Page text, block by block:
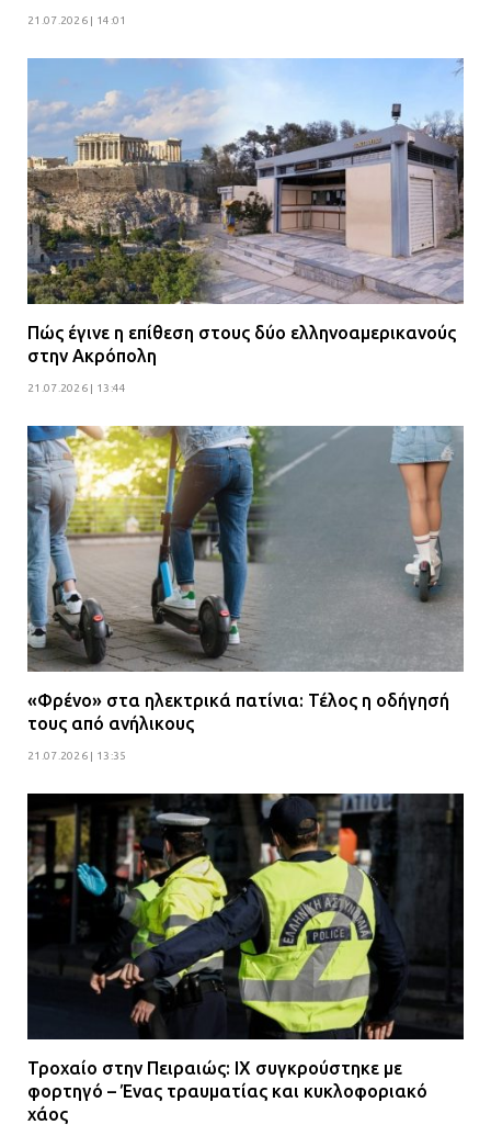
21.07.2026 | 14:01
Πώς έγινε η επίθεση στους δύο ελληνοαμερικανούς
στην Ακρόπολη
21.07.2026 | 13:44
«Φρένο» στα ηλεκτρικά πατίνια: Τέλος η οδήγησή
τους από ανήλικους
21.07.2026 | 13:35
Τροχαίο στην Πειραιώς: ΙΧ συγκρούστηκε με
φορτηγό – Ένας τραυματίας και κυκλοφοριακό
χάος